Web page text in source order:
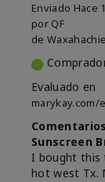
Enviado Hace
por QF
de
Evaluado en
marykay.com/
Sunscreen
I bought this
hot west Tx.